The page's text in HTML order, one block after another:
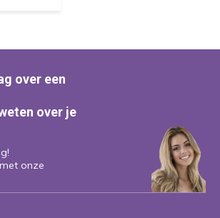
over een
over je
onze